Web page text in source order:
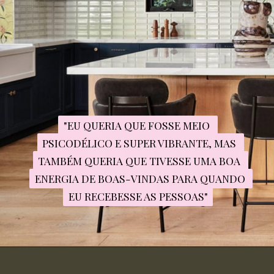
"EU QUERIA QUE FOSSE MEIO
PSICODÉLICO E SUPER VIBRANTE, MAS
TAMBÉM QUERIA QUE TIVESSE UMA BOA
ENERGIA DE BOAS-VINDAS PARA QUANDO
EU RECEBESSE AS PESSOAS"
"EU QUERIA QUE FOSSE MEIO
PSICODÉLICO E SUPER VIBRANTE, MAS
TAMBÉM QUERIA QUE TIVESSE UMA BOA
ENERGIA DE BOAS-VINDAS PARA QUANDO
EU RECEBESSE AS PESSOAS"